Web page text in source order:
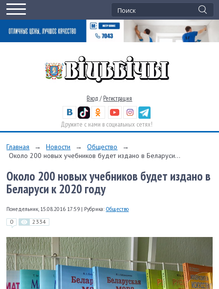
Вход / Регистрация
Дружите с нами в социальных сетях!
Главная → Новости → Общество
→
Около 200 новых учебников будет издано в Беларуси...
Около 200 новых учебников будет издано в
Беларуси к 2020 году
Понедельник, 15.08.2016 17:59 | Рубрика: Общество
0 2334